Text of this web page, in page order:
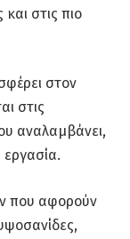
στις πιο
στον
στις
αναλαμβάνει,
που αφορούν